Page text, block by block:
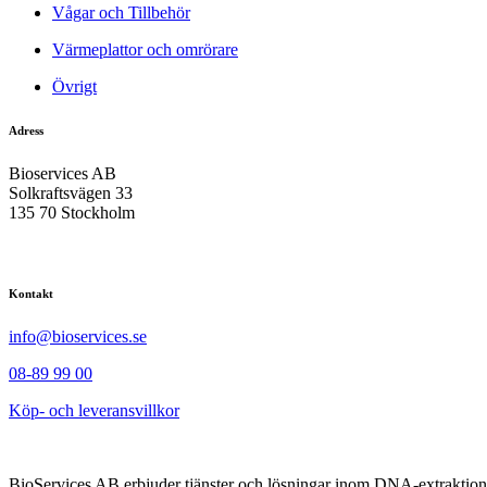
Vågar och Tillbehör
Värmeplattor och omrörare
Övrigt
Adress
Bioservices AB
Solkraftsvägen 33
135 70 Stockholm
Kontakt
info@bioservices.se
08-89 99 00
Köp- och leveransvillkor